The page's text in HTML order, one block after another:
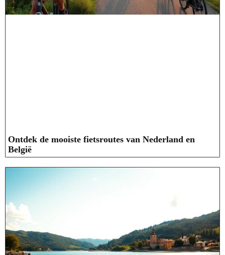
Ontdek de mooiste fietsroutes van Nederland en
België